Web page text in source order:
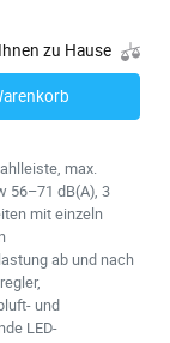
zu Hause
max.
56–71 dB(A), 3
mit einzeln
ab und nach
und
LED-